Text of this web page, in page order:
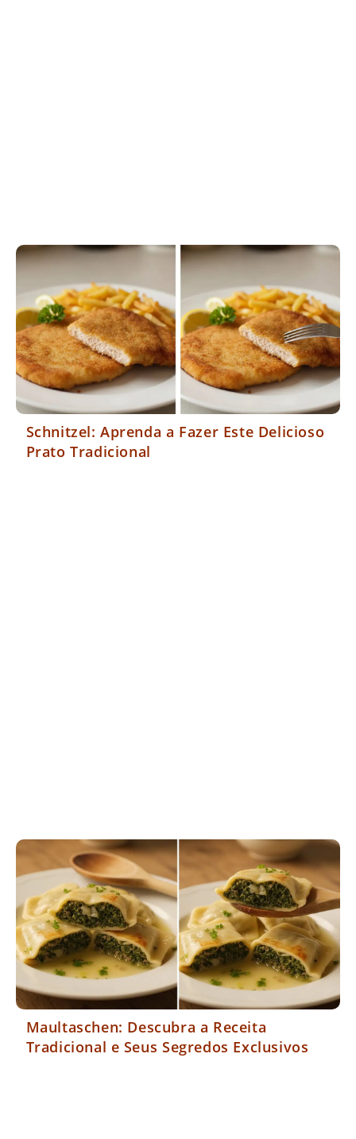
Schnitzel: Aprenda a Fazer Este Delicioso
Prato Tradicional
Maultaschen: Descubra a Receita
Tradicional e Seus Segredos Exclusivos